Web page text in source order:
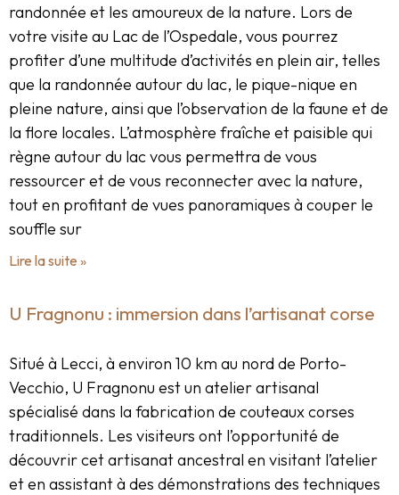
randonnée et les amoureux de la nature. Lors de
votre visite au Lac de l’Ospedale, vous pourrez
profiter d’une multitude d’activités en plein air, telles
que la randonnée autour du lac, le pique-nique en
pleine nature, ainsi que l’observation de la faune et de
la flore locales. L’atmosphère fraîche et paisible qui
règne autour du lac vous permettra de vous
ressourcer et de vous reconnecter avec la nature,
tout en profitant de vues panoramiques à couper le
souffle sur
Lire la suite »
U Fragnonu : immersion dans l’artisanat corse
Situé à Lecci, à environ 10 km au nord de Porto-
Vecchio, U Fragnonu est un atelier artisanal
spécialisé dans la fabrication de couteaux corses
traditionnels. Les visiteurs ont l’opportunité de
découvrir cet artisanat ancestral en visitant l’atelier
et en assistant à des démonstrations des techniques